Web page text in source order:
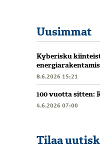
Uusimmat
Kyberisku
8.6.2026 15:21
100 vuotta sitten:
4.6.2026 07:00
Tilaa